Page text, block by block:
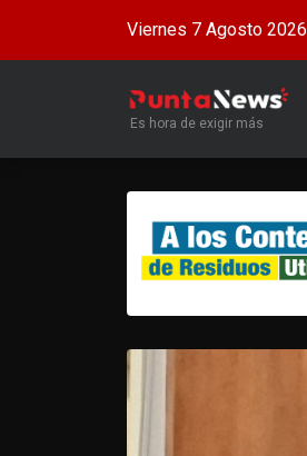
Viernes 7 Agosto 2026
Es hora de exigir más